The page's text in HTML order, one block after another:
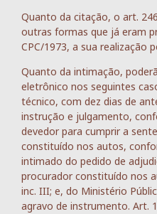
Quanto da citação, o art.
outras formas que já eram
CPC/1973, a sua realização
Quanto da intimação,
eletrônico nos seguintes
técnico, com dez dias de
instrução e julgamento,
devedor para cumprir a
constituído nos autos,
intimado do pedido de
procurador constituído nos
inc. III; e, do Ministério
agravo de instrumento. Art.